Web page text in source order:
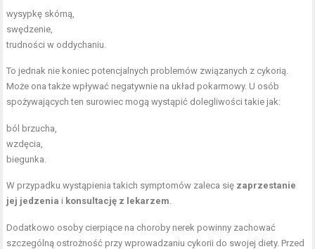
wysypkę skórną,
swędzenie,
trudności w oddychaniu.
To jednak nie koniec potencjalnych problemów związanych z cykorią.
Może ona także wpływać negatywnie na układ pokarmowy. U osób
spożywających ten surowiec mogą wystąpić dolegliwości takie jak:
ból brzucha,
wzdęcia,
biegunka.
W przypadku wystąpienia takich symptomów zaleca się zaprzestanie
jej jedzenia i konsultację z lekarzem.
Dodatkowo osoby cierpiące na choroby nerek powinny zachować
szczególną ostrożność przy wprowadzaniu cykorii do swojej diety. Przed